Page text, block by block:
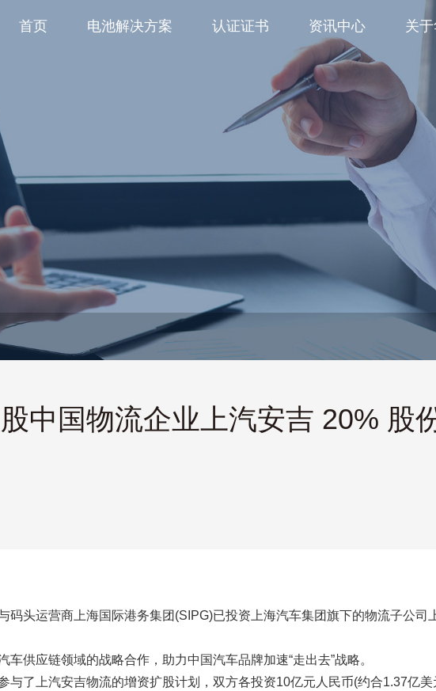
首页 电池解决方案 认证证书 资讯中心 关
中国物流企业上汽安吉 20% 股
码头运营商上海国际港务集团(SIPG)已投资上海汽车集团旗下的物流子公司
供应链领域的战略合作，助力中国汽车品牌加速“走出去”战略。
与了上汽安吉物流的增资扩股计划，双方各投资10亿元人民币(约合1.37亿